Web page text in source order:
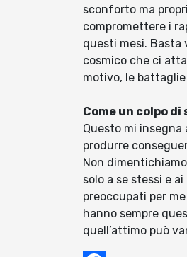
sconforto ma
compromettere i
questi mesi. Basta
cosmico che ci
motivo, le
Come un colpo di
Questo mi
produrre
Non
solo a se stessi e
preoccupati per
hanno sempre
quell’attimo può